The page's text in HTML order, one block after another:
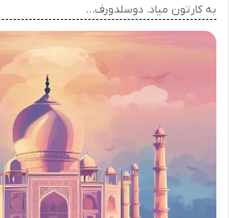
به کارتون میاد. دوسلدورف…